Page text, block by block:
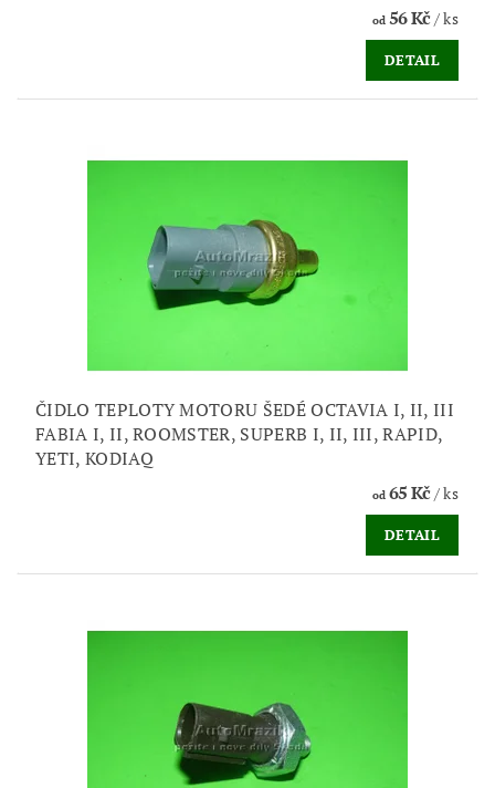
od56 Kč/ ks
DETAIL
ČIDLO TEPLOTY MOTORU ŠEDÉ OCTAVIA I, II, III
FABIA I, II, ROOMSTER, SUPERB I, II, III, RAPID,
YETI, KODIAQ
od65 Kč/ ks
DETAIL